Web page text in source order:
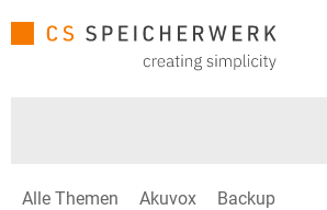
Alle Themen Akuvox
Backup